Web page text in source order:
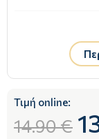
Τιμή online:
14.90 €